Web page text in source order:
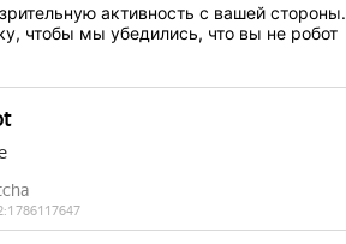
активность с вашей стороны.
чтобы мы убедились, что вы не робот